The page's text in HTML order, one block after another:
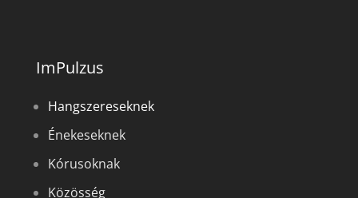
ImPulzus
Hangszereseknek
Énekeseknek
Kórusoknak
Közösség